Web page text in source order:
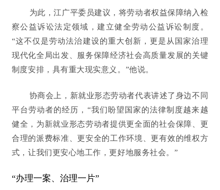
为此，江广平委员建议，将劳动者权益保障纳入检
察公益诉讼法定领域，建立健全劳动公益诉讼制度。
“这不仅是劳动法治建设的重大创新，更是从国家治理
现代化全局出发、服务保障经济社会高质量发展的关键
制度安排，具有重大现实意义。”他说。
协商会上，新就业形态劳动者代表讲述了身边不同
平台劳动者的经历，“我们盼望国家的法律制度越来越
健全，为新就业形态劳动者提供更全面的社会保障、更
合理的派费标准、更安全的工作环境、更有效的维权方
式，让我们更安心地工作，更好地服务社会。”
“办理一案、治理一片”